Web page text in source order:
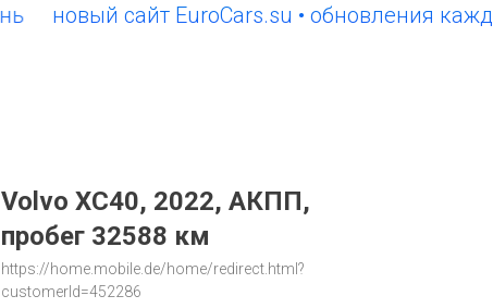
новый сайт EuroCars.su • обновления каждый
Volvo XC40, 2022, АКПП,
пробег 32588 км
https://home.mobile.de/home/redirect.html?
customerId=452286